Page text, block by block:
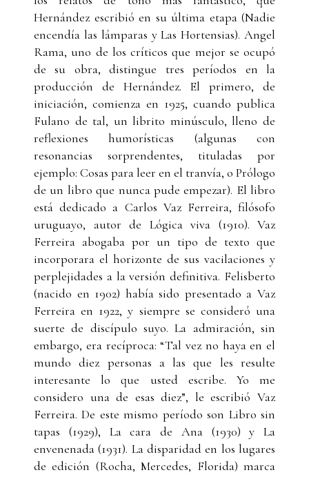
Hernández escribió en su última etapa (Nadie
encendía las lámparas y Las Hortensias). Angel
Rama, uno de los críticos que mejor se ocupó
de su obra, distingue tres períodos en la
producción de Hernández. El primero, de
iniciación, comienza en 1925, cuando publica
Fulano de tal, un librito minúsculo, lleno de
reflexiones humorísticas (algunas con
resonancias sorprendentes, tituladas por
ejemplo: Cosas para leer en el tranvía, o Prólogo
de un libro que nunca pude empezar). El libro
está dedicado a Carlos Vaz Ferreira, filósofo
uruguayo, autor de Lógica viva (1910). Vaz
Ferreira abogaba por un tipo de texto que
incorporara el horizonte de sus vacilaciones y
perplejidades a la versión definitiva. Felisberto
(nacido en 1902) había sido presentado a Vaz
Ferreira en 1922, y siempre se consideró una
suerte de discípulo suyo. La admiración, sin
embargo, era recíproca: “Tal vez no haya en el
mundo diez personas a las que les resulte
interesante lo que usted escribe. Yo me
considero una de esas diez”, le escribió Vaz
Ferreira. De este mismo período son Libro sin
tapas (1929), La cara de Ana (1930) y La
envenenada (1931). La disparidad en los lugares
de edición (Rocha, Mercedes, Florida) marca